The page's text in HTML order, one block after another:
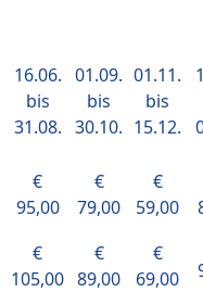
16.06.
bis
31.08.
01.09.
bis
30.10.
01.11.
bis
15.12.
€
95,00
€
79,00
€
59,00
€
105,00
€
89,00
€
69,00